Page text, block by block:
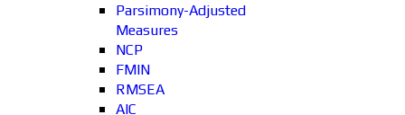
Parsimony-Adjusted
Measures
NCP
FMIN
RMSEA
AIC